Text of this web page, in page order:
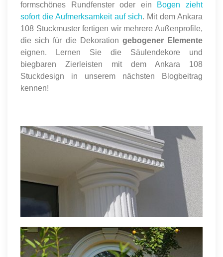
formschönes Rundfenster oder ein Bogen zieht
sofort die Aufmerksamkeit auf sich. Mit dem Ankara
108 Stuckmuster fertigen wir mehrere Außenprofile,
die sich für die Dekoration gebogener Elemente
eignen. Lernen Sie die Säulendekore und
biegbaren Zierleisten mit dem Ankara 108
Stuckdesign in unserem nächsten Blogbeitrag
kennen!